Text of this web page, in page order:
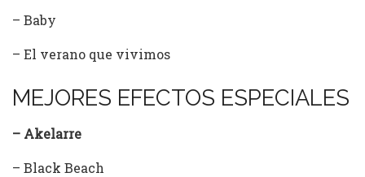
– Baby
– El verano que vivimos
MEJORES EFECTOS ESPECIALES
– Akelarre
– Black Beach